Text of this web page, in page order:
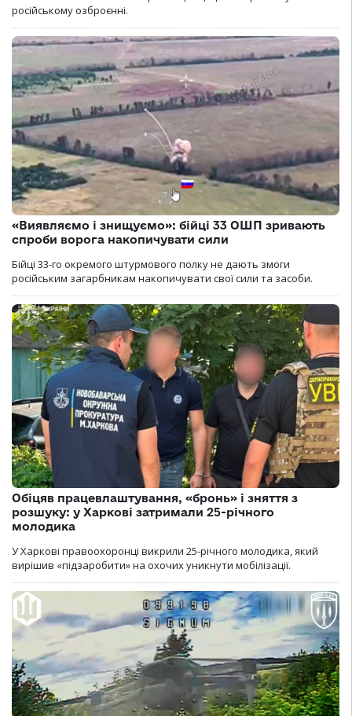
російському озброєнні.
«Виявляємо і знищуємо»: бійці 33 ОШП зривають
спроби ворога накопичувати сили
Бійці 33-го окремого штурмового полку не дають змоги
російським загарбникам накопичувати свої сили та засоби.
Обіцяв працевлаштування, «бронь» і зняття з
розшуку: у Харкові затримали 25-річного
молодика
У Харкові правоохоронці викрили 25-річного молодика, який
вирішив «підзаробити» на охочих уникнути мобілізації.